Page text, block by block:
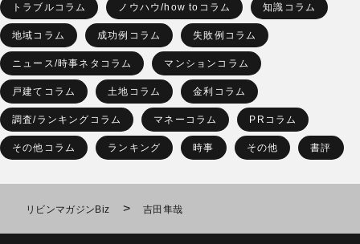
トラブルコラム ノウハウ/how toコラム 知識コラム
地域コラム 成功例コラム 失敗例コラム
ニュース/時事ネタコラム マンションコラム
戸建てコラム 土地コラム 金利コラム
調査/ランキングコラム マネーコラム PRコラム
その他コラム ランキング 時事 その他 書評
リビンマガジンBiz > 吉田隼哉